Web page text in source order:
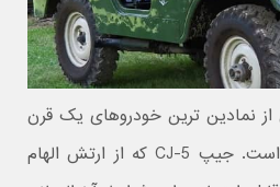
از نمادین ترین خودروهای یک قرن
اخیر، اشتباهی وحشتناک است. جیپ CJ-5 که از ارتش الهام